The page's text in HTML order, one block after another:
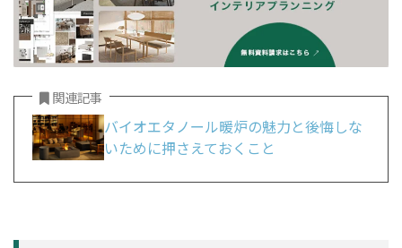
関連記事
バイオエタノール暖炉の魅力と後悔しな
いために押さえておくこと